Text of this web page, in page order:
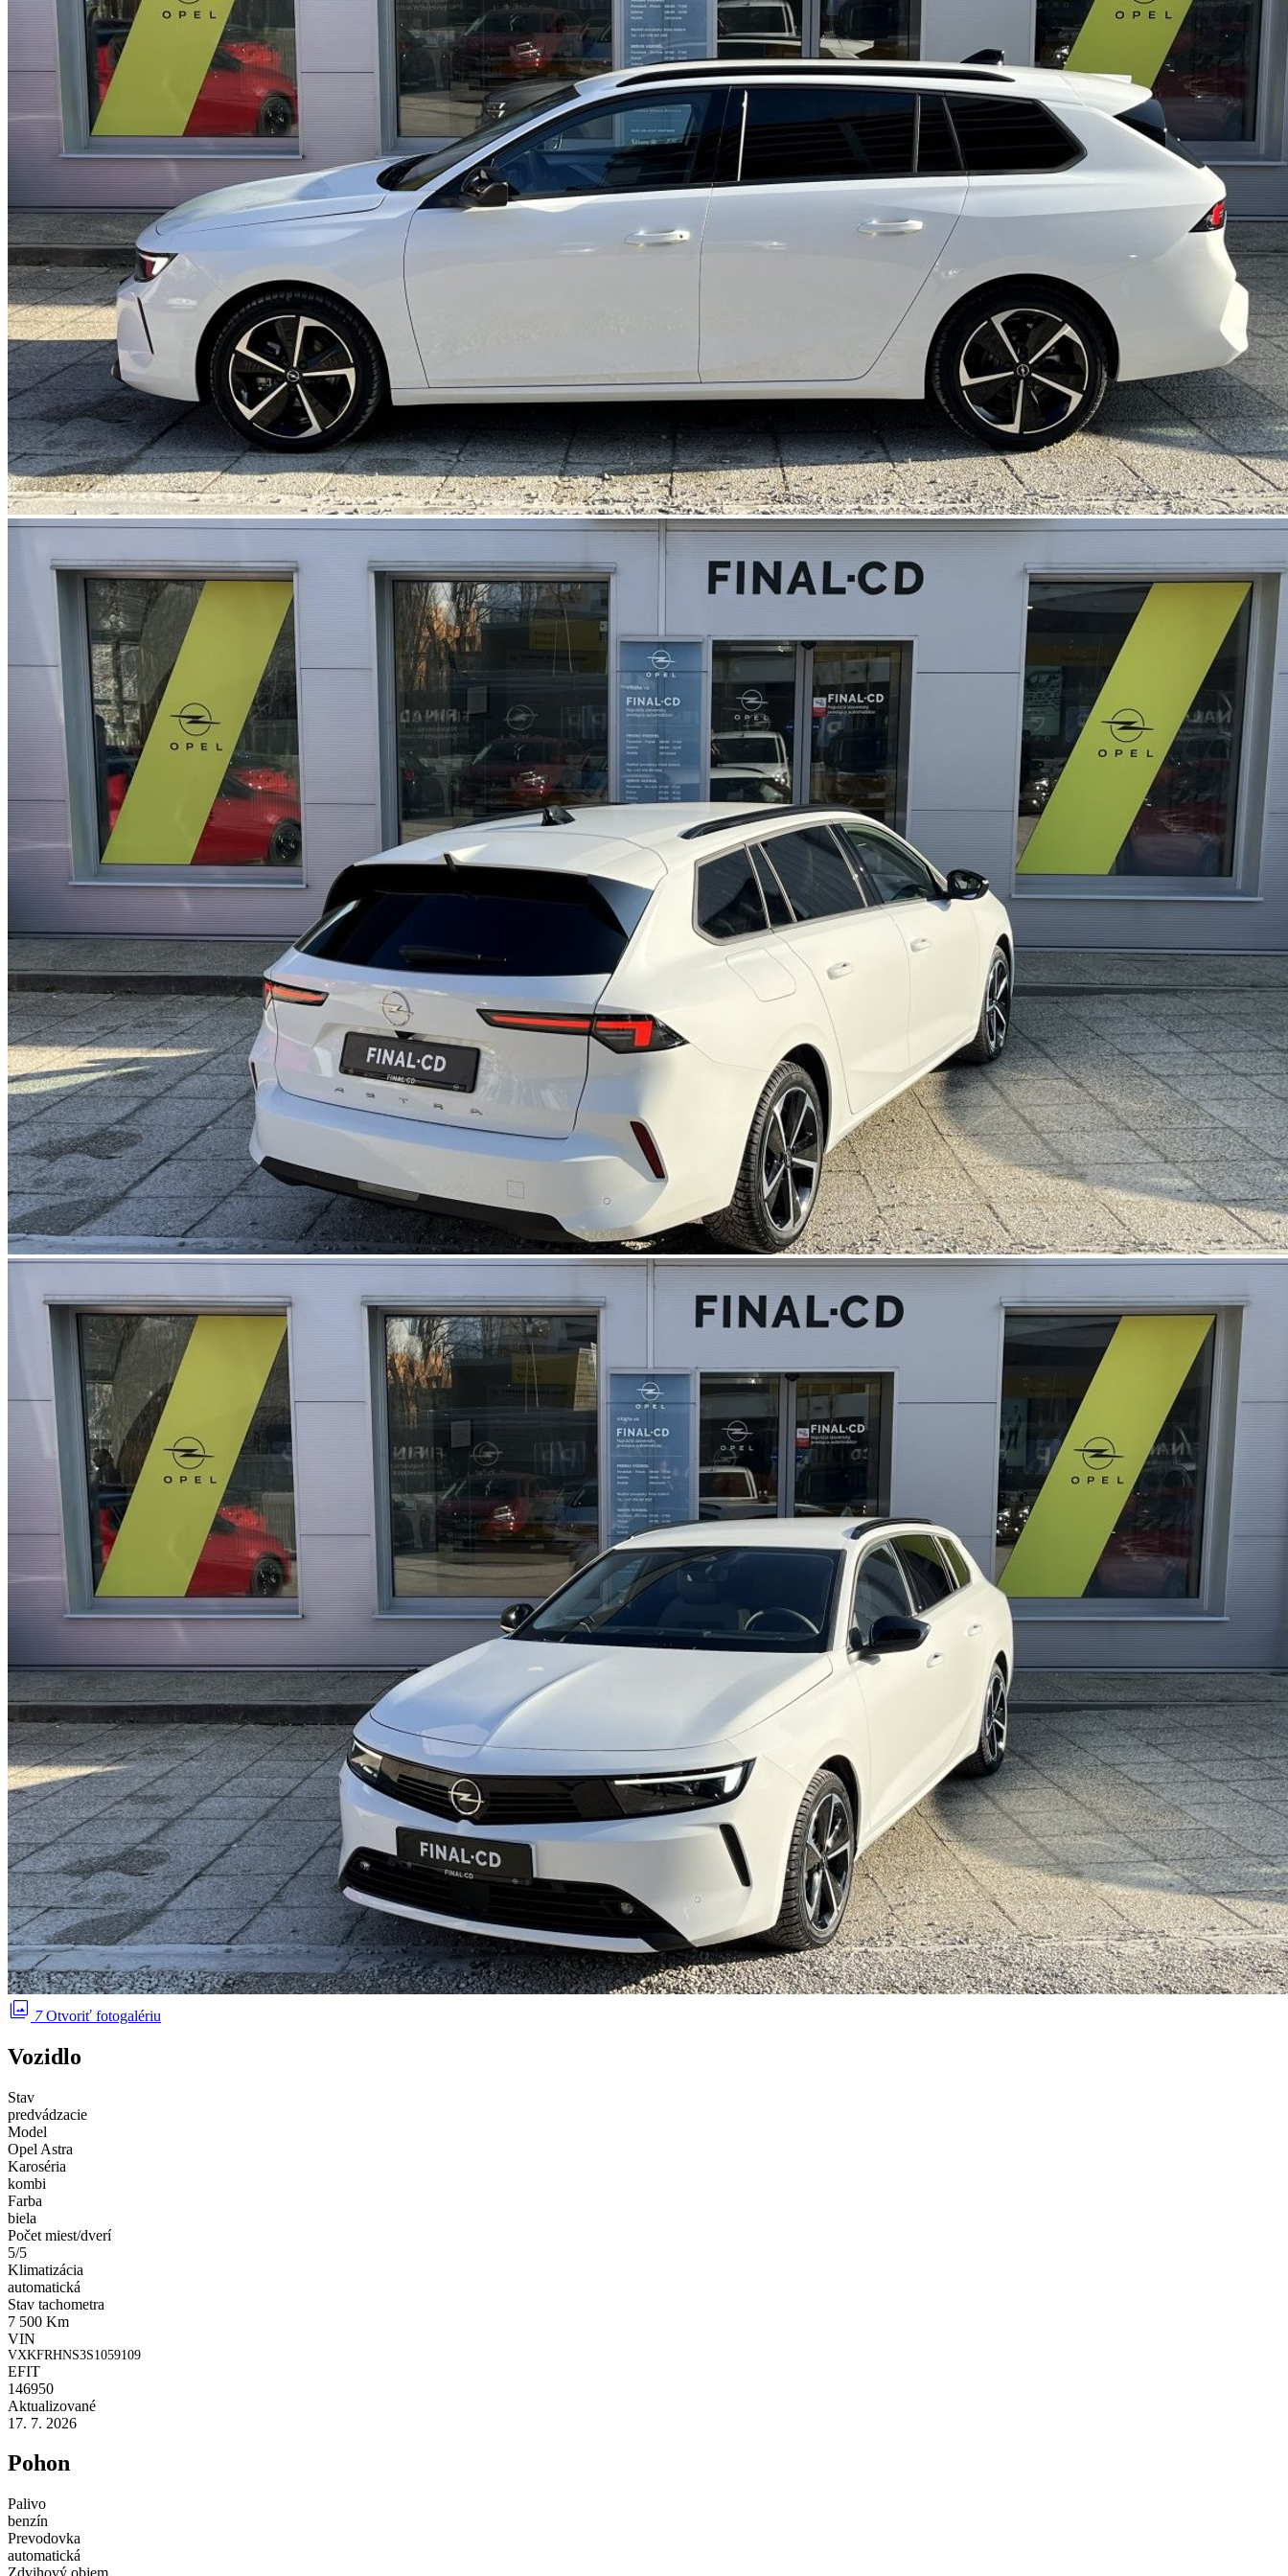
photo_library 7 Otvoriť fotogalériu
Vozidlo
Stav
predvádzacie
Model
Opel Astra
Karoséria
kombi
Farba
biela
Počet miest/dverí
5/5
Klimatizácia
automatická
Stav tachometra
7 500 Km
VIN
VXKFRHNS3S1059109
EFIT
146950
Aktualizované
17. 7. 2026
Pohon
Palivo
benzín
Prevodovka
automatická